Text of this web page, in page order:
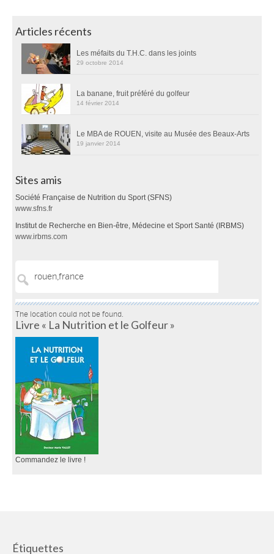
Articles récents
Les méfaits du T.H.C. dans les joints
29 octobre 2014
La banane, fruit préféré du golfeur
14 février 2014
Le MBA de ROUEN, visite au Musée des Beaux-Arts
19 janvier 2014
Sites amis
Société Française de Nutrition du Sport (SFNS)
www.sfns.fr
Institut de Recherche en Bien-être, Médecine et Sport Santé (IRBMS)
www.irbms.com
The location could not be found.
Livre « La Nutrition et le Golfeur »
Commandez le livre !
Étiquettes